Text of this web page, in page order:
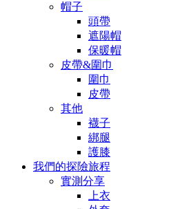
帽子
頭帶
遮陽帽
保暖帽
皮帶&圍巾
圍巾
皮帶
其他
襪子
綁腿
護膝
我們的探險旅程
實測分享
上衣